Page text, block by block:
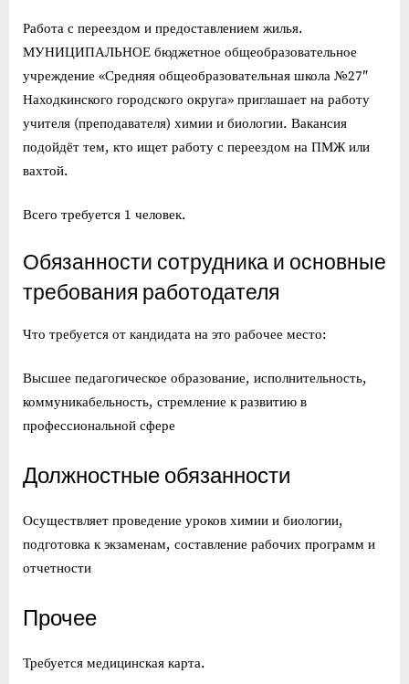
Работа с переездом и предоставлением жилья.
МУНИЦИПАЛЬНОЕ бюджетное общеобразовательное
учреждение «Средняя общеобразовательная школа №27″
Находкинского городского округа» приглашает на работу
учителя (преподавателя) химии и биологии. Вакансия
подойдёт тем, кто ищет работу с переездом на ПМЖ или
вахтой.
Всего требуется 1 человек.
Обязанности сотрудника и основные
требования работодателя
Что требуется от кандидата на это рабочее место:
Высшее педагогическое образование, исполнительность,
коммуникабельность, стремление к развитию в
профессиональной сфере
Должностные обязанности
Осуществляет проведение уроков химии и биологии,
подготовка к экзаменам, составление рабочих программ и
отчетности
Прочее
Требуется медицинская карта.